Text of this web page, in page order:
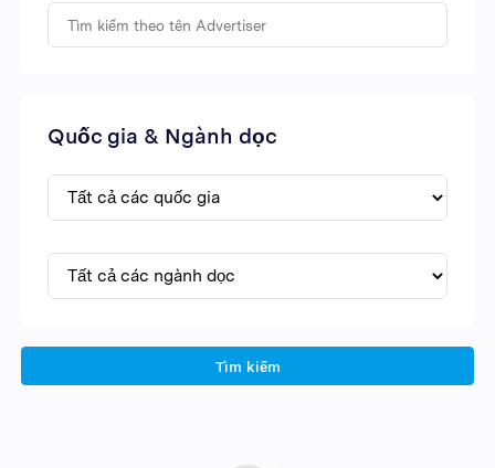
Quốc gia & Ngành dọc
Tìm kiếm